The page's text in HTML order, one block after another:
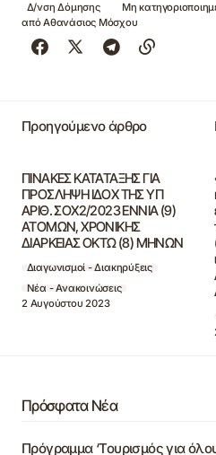
Δ/νση Δόμησης Μη
απόΑθανάσιος Μόσχου
Προηγούμενο άρθρο
ΠΙΝΑΚΕΣ ΚΑΤΑΤΑΞΗΣ ΓΙΑ
ΠΡΟΣΛΗΨΗ ΙΔΟΧ ΤΗΣ ΥΠ
ΑΡΙΘ. ΣΟΧ2/2023 ΕΝΝΙΑ (9)
ΑΤΟΜΩΝ, ΧΡΟΝΙΚΗΣ
ΔΙΑΡΚΕΙΑΣ ΟΚΤΩ (8) ΜΗΝΩΝ
Διαγωνισμοί - Διακηρύξεις
Νέα - Ανακοινώσεις
2 Αυγούστου 2023
Πρόσφατα Νέα
Πρόγραμμα ‘Τουρισμός για